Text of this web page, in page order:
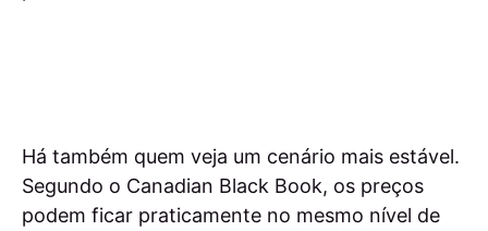
Há também quem veja um cenário mais estável.
Segundo o Canadian Black Book, os preços
podem ficar praticamente no mesmo nível de